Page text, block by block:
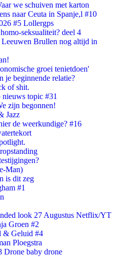
we schuiven met karton
naar Ceuta in Spanje,l #10
#5 Lollergps
seksualiteit? deel 4
Brullen nog altijd in
groei tenietdoen'
je beginnende relatie?
of shit.
topic #31
zijn begonnen!
Jazz
de weerkundige? #16
Man)
is dit zeg
#1
look 27 Augustus Netflix/YT
Groen #2
& Geluid #4
Ploegstra
Drone baby drone